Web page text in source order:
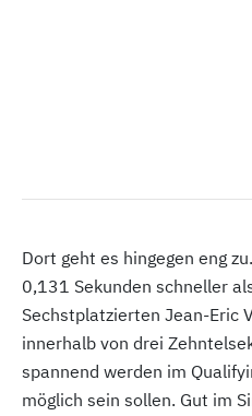
Dort geht es hingegen eng
0,131 Sekunden schneller
Sechstplatzierten Jean-Eric
innerhalb von drei
spannend werden im
möglich sein sollen. Gut im